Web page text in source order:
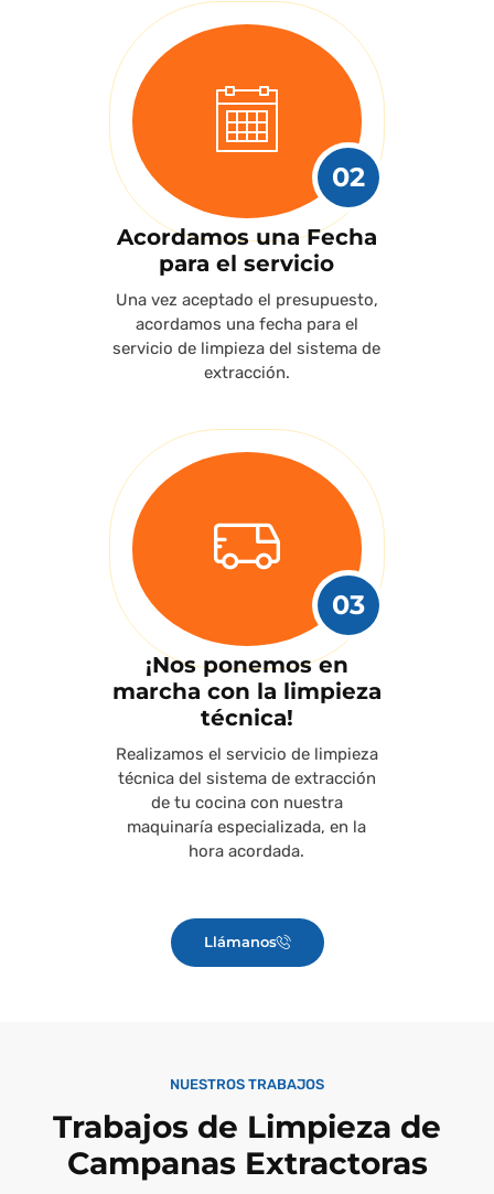
02
Acordamos una Fecha
para el servicio
Una vez aceptado el presupuesto,
acordamos una fecha para el
servicio de limpieza del sistema de
extracción.
03
¡Nos ponemos en
marcha con la limpieza
técnica!
Realizamos el servicio de limpieza
técnica del sistema de extracción
de tu cocina con nuestra
maquinaría especializada, en la
hora acordada.
Llámanos
NUESTROS TRABAJOS
Trabajos de Limpieza de
Campanas Extractoras